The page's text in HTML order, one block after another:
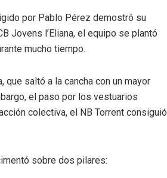
por Pablo Pérez demostró su
Jovens l’Eliana, el equipo se plantó
mucho tiempo.
saltó a la cancha con un mayor
el paso por los vestuarios
colectiva, el NB Torrent consiguió
sobre dos pilares: